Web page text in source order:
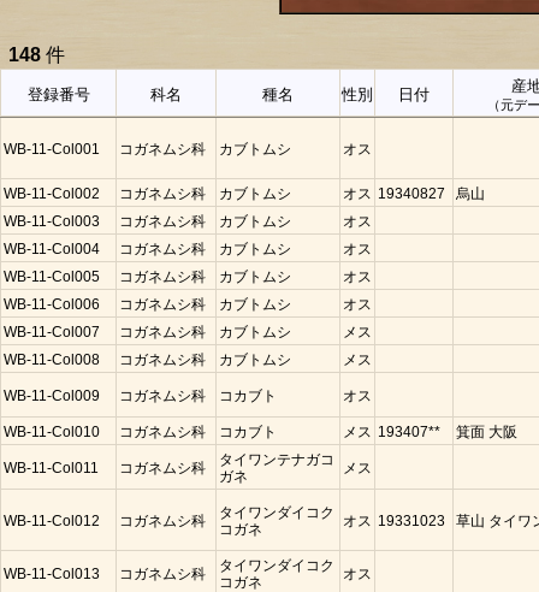
148 件
登録番号 科名 種名 性別 日付 産
（元デ
WB-11-Col001 コガネムシ科 カブトムシ オス
WB-11-Col002 コガネムシ科 カブトムシ オス 19340827
烏山
WB-11-Col003
コガネムシ科 カブトムシ
オス
WB-11-Col004
コガネムシ科 カブトムシ
オス
WB-11-Col005
コガネムシ科 カブトムシ
オス
WB-11-Col006
コガネムシ科 カブトムシ
オス
WB-11-Col007
コガネムシ科 カブトムシ
メス
WB-11-Col008
コガネムシ科 カブトムシ メス
WB-11-Col009 コガネムシ科 コカブト オス
WB-11-Col010 コガネムシ科 コカブト メス 193407** 箕面 大阪
WB-11-Col011 コガネムシ科
タイワンテナガコ
ガネ
メス
WB-11-Col012 コガネムシ科
タイワンダイコク
コガネ
オス 19331023 草山 タイワ
WB-11-Col013 コガネムシ科
タイワンダイコク
コガネ
オス